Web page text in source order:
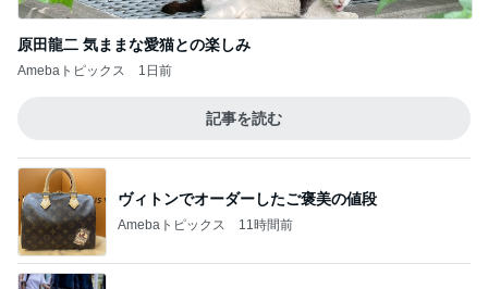
原田龍二 気ままな愛猫との楽しみ
Amebaトピックス 1日前
記事を読む
ヴィトンでオーダーしたご褒美の値段
Amebaトピックス 11時間前